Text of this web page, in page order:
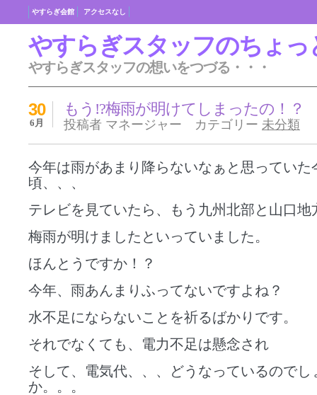
やすらぎスタッフのちょっ
やすらぎスタッフの想いをつづる・・・
やすらぎ会館 アクセスなし
もう!?梅雨が明けてしまったの！？
30
6月 投稿者 マネージャー カテゴリー 未分類
今年は雨があまり降らないなぁと思っていた
頃、、、
テレビを見ていたら、もう九州北部と山口地
梅雨が明けましたといっていました。
ほんとうですか！？
今年、雨あんまりふってないですよね？
水不足にならないことを祈るばかりです。
それでなくても、電力不足は懸念され
そして、電気代、、、どうなっているのでし
か。。。